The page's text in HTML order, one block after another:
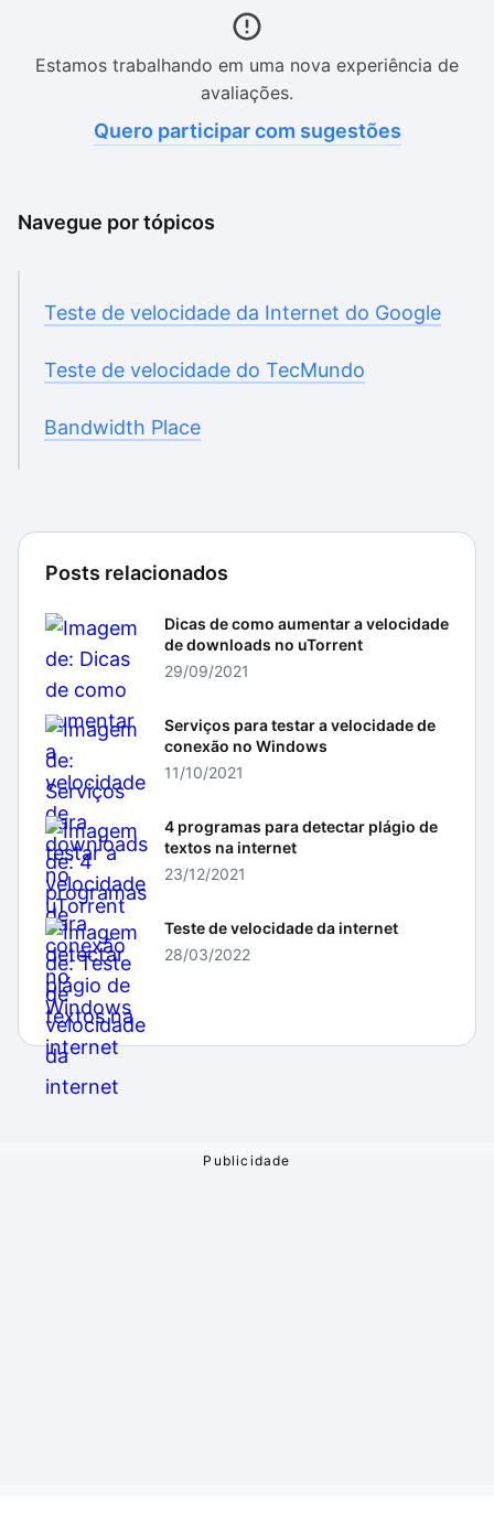
Estamos trabalhando em uma nova experiência de
avaliações.
Quero participar com sugestões
Navegue por tópicos
Teste de velocidade da Internet do Google
Teste de velocidade do TecMundo
Bandwidth Place
Posts relacionados
Dicas de como aumentar a velocidade
de downloads no uTorrent
29/09/2021
Serviços para testar a velocidade de
conexão no Windows
11/10/2021
4 programas para detectar plágio de
textos na internet
23/12/2021
Teste de velocidade da internet
28/03/2022